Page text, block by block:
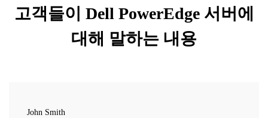
고객들이 Dell PowerEdge 서버에
대해 말하는 내용
John Smith